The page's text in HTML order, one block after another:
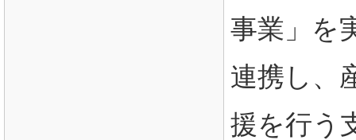
事業」を
連携し、
援を行う